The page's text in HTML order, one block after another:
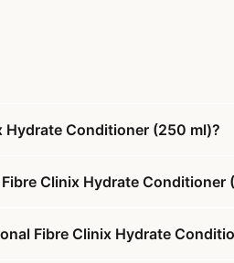
Conditioner (250 ml)?
Clinix Hydrate Conditioner
Fibre Clinix Hydrate